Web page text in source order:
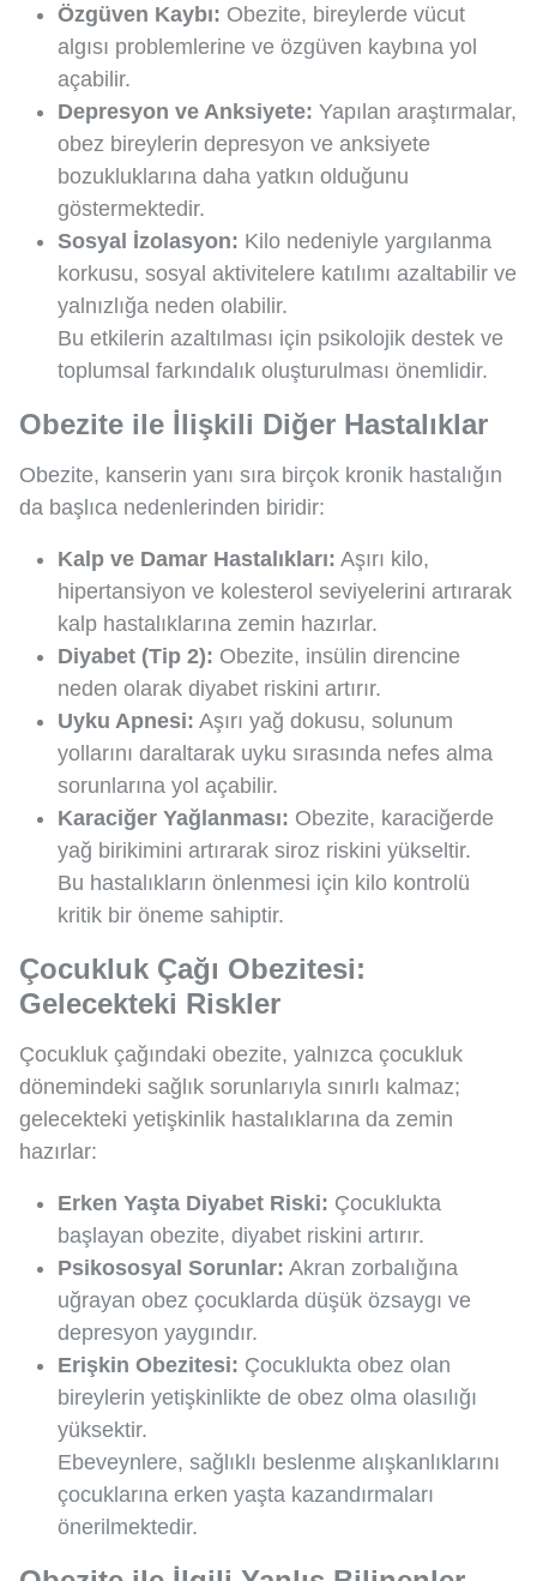
Özgüven Kaybı: Obezite, bireylerde vücut
algısı problemlerine ve özgüven kaybına yol
açabilir.
Depresyon ve Anksiyete: Yapılan araştırmalar,
obez bireylerin depresyon ve anksiyete
bozukluklarına daha yatkın olduğunu
göstermektedir.
Sosyal İzolasyon: Kilo nedeniyle yargılanma
korkusu, sosyal aktivitelere katılımı azaltabilir ve
yalnızlığa neden olabilir.
Bu etkilerin azaltılması için psikolojik destek ve
toplumsal farkındalık oluşturulması önemlidir.
Obezite ile İlişkili Diğer Hastalıklar
Obezite, kanserin yanı sıra birçok kronik hastalığın
da başlıca nedenlerinden biridir:
Kalp ve Damar Hastalıkları: Aşırı kilo,
hipertansiyon ve kolesterol seviyelerini artırarak
kalp hastalıklarına zemin hazırlar.
Diyabet (Tip 2): Obezite, insülin direncine
neden olarak diyabet riskini artırır.
Uyku Apnesi: Aşırı yağ dokusu, solunum
yollarını daraltarak uyku sırasında nefes alma
sorunlarına yol açabilir.
Karaciğer Yağlanması: Obezite, karaciğerde
yağ birikimini artırarak siroz riskini yükseltir.
Bu hastalıkların önlenmesi için kilo kontrolü
kritik bir öneme sahiptir.
Çocukluk Çağı Obezitesi:
Gelecekteki Riskler
Çocukluk çağındaki obezite, yalnızca çocukluk
dönemindeki sağlık sorunlarıyla sınırlı kalmaz;
gelecekteki yetişkinlik hastalıklarına da zemin
hazırlar:
Erken Yaşta Diyabet Riski: Çocuklukta
başlayan obezite, diyabet riskini artırır.
Psikososyal Sorunlar: Akran zorbalığına
uğrayan obez çocuklarda düşük özsaygı ve
depresyon yaygındır.
Erişkin Obezitesi: Çocuklukta obez olan
bireylerin yetişkinlikte de obez olma olasılığı
yüksektir.
Ebeveynlere, sağlıklı beslenme alışkanlıklarını
çocuklarına erken yaşta kazandırmaları
önerilmektedir.